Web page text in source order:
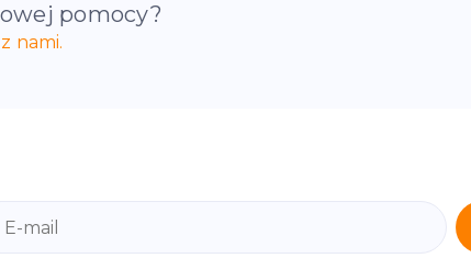
pomocy?
nami.